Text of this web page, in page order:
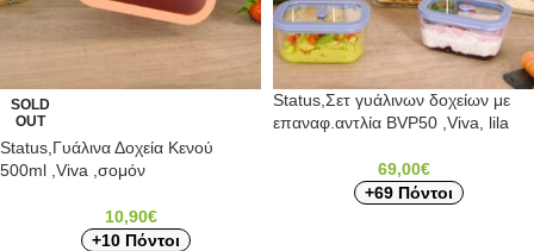
SOLD
OUT
Status,Γυάλινα Δοχεία Κενού
500ml ,Viva ,σομόν
10,90€
+10 Πόντοι
Status,Σετ γυάλινων δοχείων με
επαναφ.αντλία BVP50 ,Viva, lila
69,00€
+69 Πόντοι